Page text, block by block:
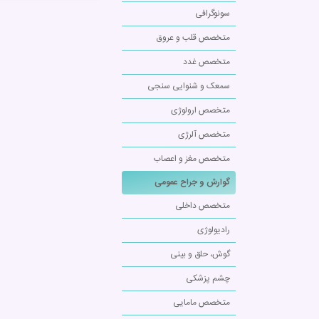
سونوگرافی
متخصص قلب و عروق
متخصص غدد
سمعک و شنوایی سنجی
متخصص ارولوژی
متخصص آلرژی
متخصص مغز و اعصاب
گوارش و جراح عمومی
متخصص داخلی
رادیولوژی
گوش، حلق و بینی
چشم پزشکی
متخصص مامایی